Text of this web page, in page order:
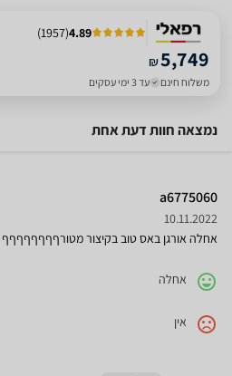
4.89
(
1957
)
₪5,749
משלוח חינם עד 3 ימי עסקים
נמצאה חוות דעת אחת
a6775060
10.11.2022
אחלה אורגן באס טוב בקיצור מטורףףףףףףףף
אחלה
אין